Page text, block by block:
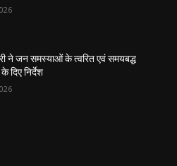
ने जन समस्याओं के त्वरित एवं समयबद्ध
दिए निर्देश